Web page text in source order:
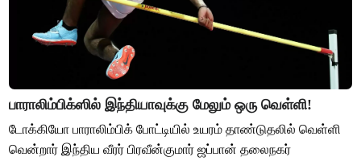
பாராலிம்பிக்ஸில் இந்தியாவுக்கு மேலும் ஒரு வெள்ளி!
டோக்கியோ பாராலிம்பிக் போட்டியில் உயரம் தாண்டுதலில் வெள்ளி
வென்றார் இந்திய வீரர் பிரவீன்குமார் ஜப்பான் தலைநகர்